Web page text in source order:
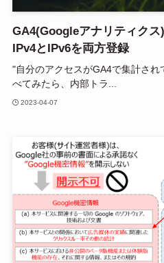
GA4(Googleアナリティク
IPv4とIPv6を両方登録
"自分のアクセスがGA4で集計さ
べてみたら、内部トラ...
2023-04-07